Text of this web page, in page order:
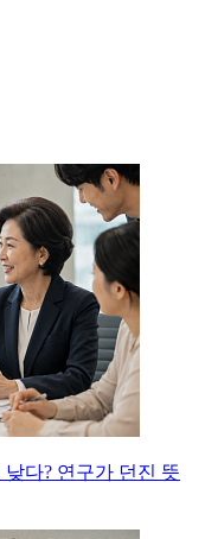
다? 연구가 던진 뜻